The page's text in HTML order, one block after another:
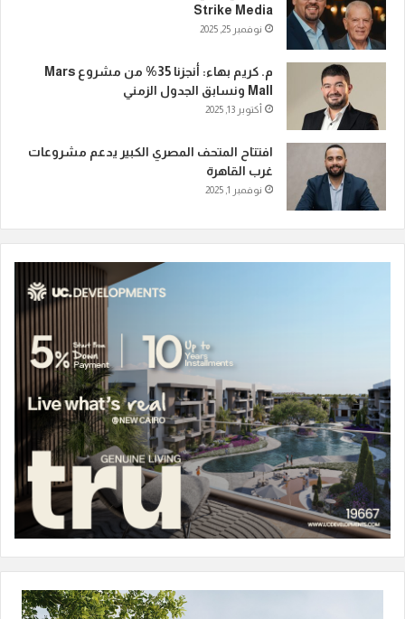
Strike Media
نوفمبر 25, 2025
م. كريم بهاء: أنجزنا 35% من مشروع Mars
Mall ونسابق الجدول الزمني
أكتوبر 13, 2025
افتتاح المتحف المصري الكبير يدعم مشروعات
غرب القاهرة
نوفمبر 1, 2025